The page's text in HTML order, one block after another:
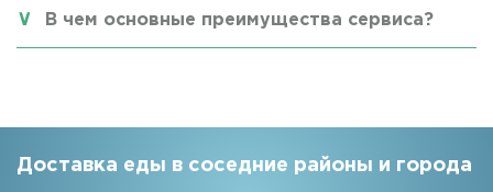
В чем основные преимущества сервиса?
Доставка еды в соседние районы и города